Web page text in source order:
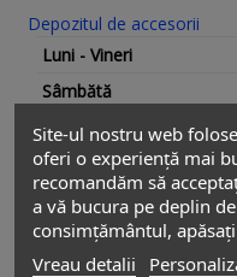
Depozitul de accesorii
Luni - Vineri
Sâmbătă
Duminică
Descriere
Site-ul nostru web
oferi o experiență mai
recomandăm să
a vă bucura pe deplin
consimțământul,
Vreau detalii